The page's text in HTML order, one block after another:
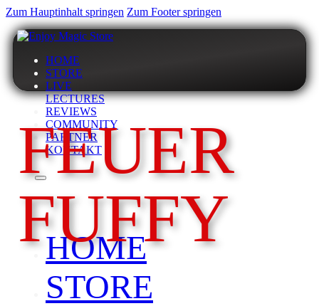
Zum Hauptinhalt springen Zum Footer springen
HOME
STORE
LIVE
LECTURES
REVIEWS
COMMUNITY
PARTNER
KONTAKT
HOME
STORE
FEUER
FUFFY